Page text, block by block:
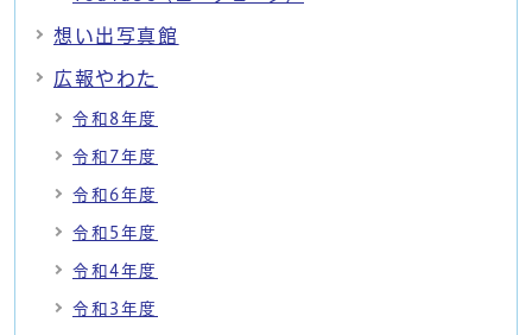
想い出写真館
広報やわた
令和8年度
令和7年度
令和6年度
令和5年度
令和4年度
令和3年度